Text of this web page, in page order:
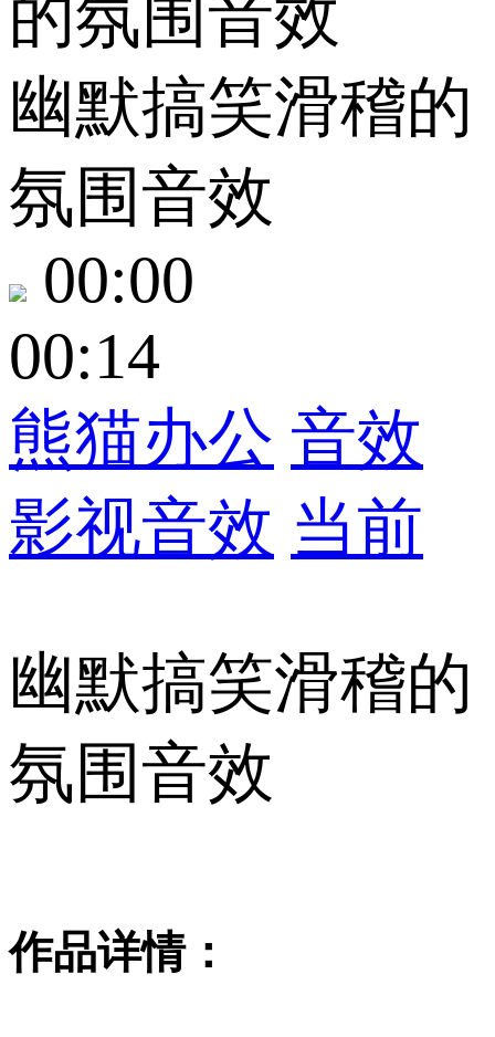
幽默搞笑滑稽的
氛围音效
00:00
00:14
熊猫办公 音效
影视音效 当前
幽默搞笑滑稽的
氛围音效
作品详情：